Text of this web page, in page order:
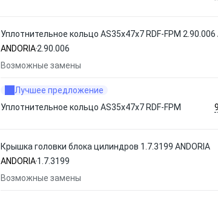
Уплотнительное кольцо AS35x47x7 RDF-FPM 2.90.006
ANDORIA2.90.006
Возможные замены
Лучшее предложение
Уплотнительное кольцо AS35x47x7 RDF-FPM
Крышка головки блока цилиндров 1.7.3199 ANDORIA
ANDORIA1.7.3199
Возможные замены